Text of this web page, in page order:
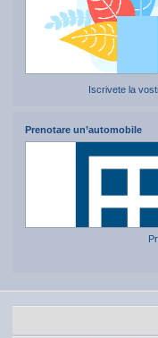
Iscrivete la
Prenotare un’automobile